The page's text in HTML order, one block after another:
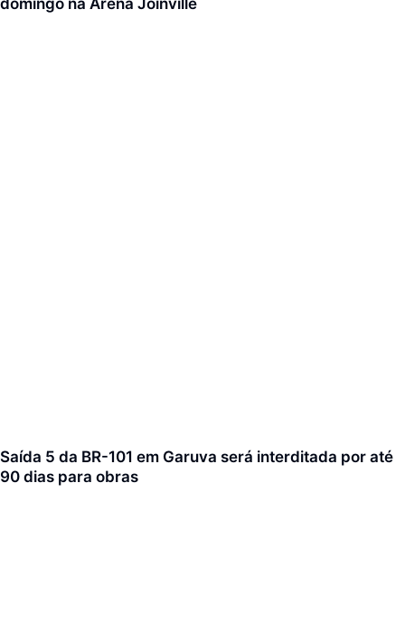
domingo na Arena Joinville
Saída 5 da BR-101 em Garuva será interditada por até
90 dias para obras